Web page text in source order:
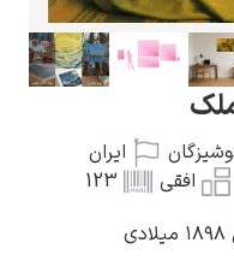
ایران
123